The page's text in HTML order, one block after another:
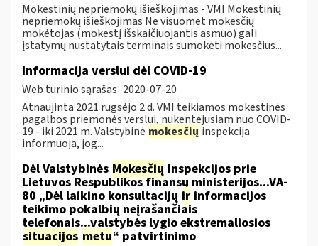
Mokestinių nepriemokų išieškojimas - VMI Mokestinių
nepriemokų išieškojimas Ne visuomet mokesčių
mokėtojas (mokestį išskaičiuojantis asmuo) gali
įstatymų nustatytais terminais sumokėti mokesčius...
Informacija verslui dėl COVID-19
Web turinio sąrašas 2020-07-20
Atnaujinta 2021 rugsėjo 2 d. VMI teikiamos mokestinės
pagalbos priemonės verslui, nukentėjusiam nuo COVID-
19 - iki 2021 m. Valstybinė mokesčių inspekcija
informuoja, jog...
Dėl Valstybinės Mokesčių Inspekcijos prie
Lietuvos Respublikos finansų ministerijos...VA-
80 „Dėl laikino konsultacijų ir informacijos
teikimo pokalbių neįrašančiais
telefonais...valstybės lygio ekstremaliosios
situacijos metu“ patvirtinimo